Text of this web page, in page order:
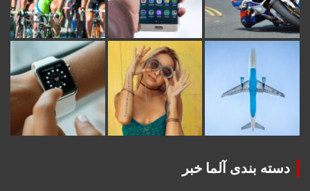
دسته بندی آلما خبر